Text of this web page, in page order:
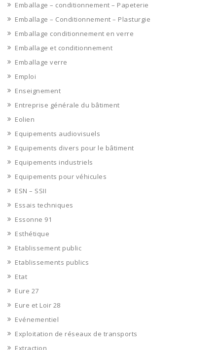
Emballage – conditionnement – Papeterie
Emballage – Conditionnement – Plasturgie
Emballage conditionnement en verre
Emballage et conditionnement
Emballage verre
Emploi
Enseignement
Entreprise générale du bâtiment
Eolien
Equipements audiovisuels
Equipements divers pour le bâtiment
Equipements industriels
Equipements pour véhicules
ESN – SSII
Essais techniques
Essonne 91
Esthétique
Etablissement public
Etablissements publics
Etat
Eure 27
Eure et Loir 28
Evénementiel
Exploitation de réseaux de transports
Extraction